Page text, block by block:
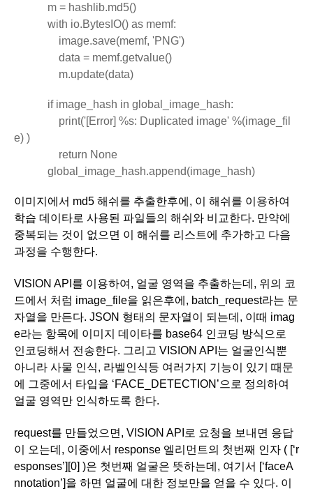
m = hashlib.md5()
with io.BytesIO() as memf:
image.save(memf, 'PNG')
data = memf.getvalue()
m.update(data)
if image_hash in global_image_hash:
e) )
return None
global_image_hash.append(image_hash)
이미지에서 md5 해쉬를 추출한후에, 이 해쉬를 이용하여
학습 데이타로 사용된 파일들의 해쉬와 비교한다. 만약에
중복되는 것이 없으면 이 해쉬를 리스트에 추가하고 다음
과정을 수행한다.
VISION API를 이용하여, 얼굴 영역을 추출하는데, 위의 코
드에서 처럼 image_file을 읽은후에, batch_request라는 문
자열을 만든다. JSON 형태의 문자열이 되는데, 이때 imag
e라는 항목에 이미지 데이타를 base64 인코딩 방식으로
인코딩해서 전송한다. 그리고 VISION API는 얼굴인식뿐
아니라 사물 인식, 라벨인식등 여러가지 기능이 있기 때문
에 그중에서 타입을 ‘FACE_DETECTION’으로 정의하여
얼굴 영역만 인식하도록 한다.
request를 만들었으면, VISION API로 요청을 보내면 응답
이 오는데, 이중에서 response 엘리먼트의 첫번째 인자 ( [‘r
esponses’][0] )은 첫번째 얼굴은 뜻하는데, 여기서 [‘faceA
nnotation’]을 하면 얼굴에 대한 정보만을 얻을 수 있다. 이